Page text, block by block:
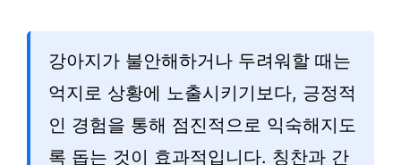
강아지가 불안해하거나 두려워할 때는
억지로 상황에 노출시키기보다, 긍정적
인 경험을 통해 점진적으로 익숙해지도
록 돕는 것이 효과적입니다. 칭찬과 간